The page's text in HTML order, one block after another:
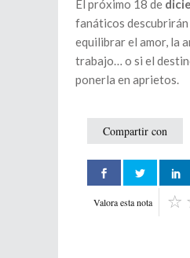
El próximo 18 de
fanáticos descubrirán
equilibrar el amor, la
trabajo… o si el
ponerla en aprietos.
Compartir con
Valora esta nota